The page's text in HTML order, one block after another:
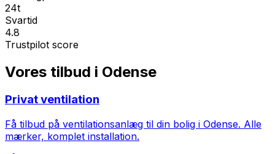
24t
Svartid
4.8
Trustpilot score
Vores tilbud i Odense
Privat ventilation
Få tilbud på ventilationsanlæg til din bolig i Odense. Alle
mærker, komplet installation.